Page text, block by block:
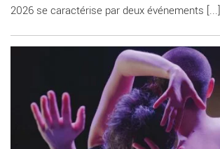
2026 se caractérise par deux événements [...]
En savoir plus